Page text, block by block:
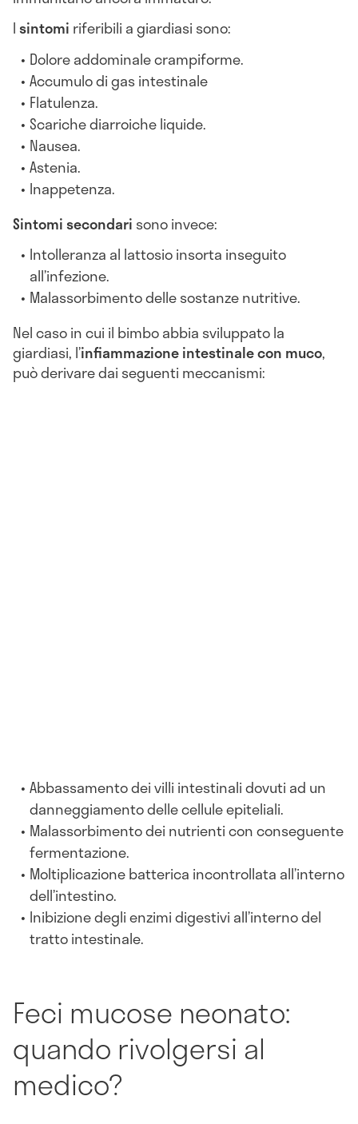
Isintomi riferibili a giardiasi sono:
Dolore addominale crampiforme.
Accumulo di gas intestinale
Flatulenza.
Scariche diarroiche liquide.
Nausea.
Astenia.
Inappetenza.
Sintomi secondari sono invece:
Intolleranza al lattosio insorta inseguito
all’infezione.
Malassorbimento delle sostanze nutritive.
Nel caso in cui il bimbo abbia sviluppato la
giardiasi, l’infiammazione intestinale con muco,
può derivare dai seguenti meccanismi:
Abbassamento dei villi intestinali dovuti ad un
danneggiamento delle cellule epiteliali.
Malassorbimento dei nutrienti con conseguente
fermentazione.
Moltiplicazione batterica incontrollata all’interno
dell’intestino.
Inibizione degli enzimi digestivi all’interno del
tratto intestinale.
Feci mucose neonato:
quando rivolgersi al
medico?